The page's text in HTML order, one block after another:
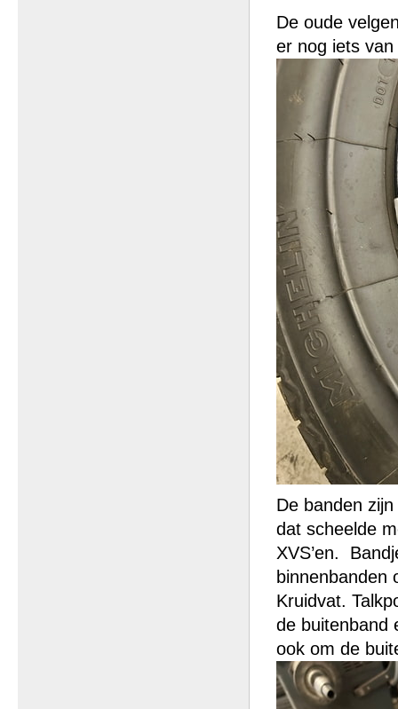
De oude
er nog iets
De banden
dat scheelde
XVS’en.
binnenbanden
Kruidvat.
de buitenband
ook om de